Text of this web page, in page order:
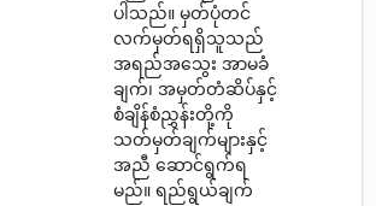
ပါသည်။ မှတ်ပုံတင်
လက်မှတ်ရရှိသူသည်
အရည်အသွေး အာမခံ
ချက်၊ အမှတ်တံဆိပ်နှင့်
စံချိန်စံညွှန်းတို့ကို
သတ်မှတ်ချက်များနှင့်
အညီ ဆောင်ရွက်ရ
မည်။ ရည်ရွယ်ချက်